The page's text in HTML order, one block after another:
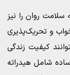
روان را نیز
و تحریک‌پذیری
کیفیت زندگی
شامل هیدراته